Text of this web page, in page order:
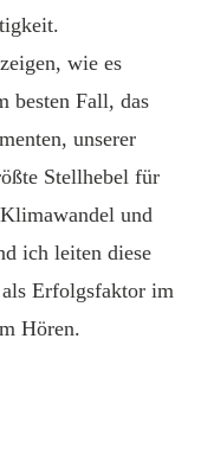
wie es
besten Fall, das
unserer
Stellhebel für
und
ich leiten diese
Erfolgsfaktor im
Hören.